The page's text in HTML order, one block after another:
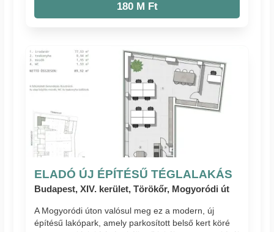
180 M Ft
ELADÓ ÚJ ÉPÍTÉSŰ TÉGLALAKÁS
Budapest, XIV. kerület, Törökőr, Mogyoródi út
A Mogyoródi úton valósul meg ez a modern, új
építésű lakópark, amely parkosított belső kert köré